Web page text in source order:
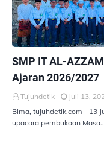
SMP IT AL-
Ajaran 2026/2027
Tujuhdetik
Juli 13,
Bima, tujuhdetik.com - 13
upacara pembukaan